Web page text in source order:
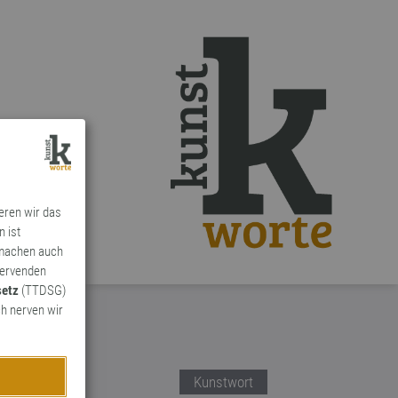
wir das
ist
auch
(TTDSG)
nerven wir
Kunstwort